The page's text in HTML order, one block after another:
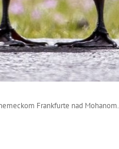
Frankfurte nad Mohanom.